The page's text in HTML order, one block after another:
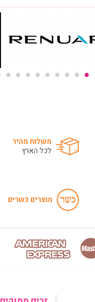
משלוח מהיר
לכל הארץ
מוצרים כשרים